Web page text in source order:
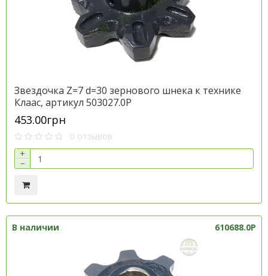
Звездочка Z=7 d=30 зернового шнека к технике
Клаас, артикул 503027.0P
453.00грн
0 отзывов
+
−
В наличии 610688.0P